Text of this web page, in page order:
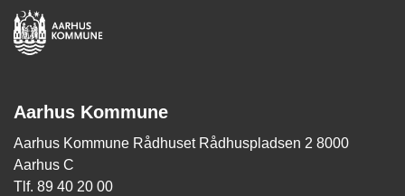
Aarhus Kommune
Aarhus Kommune Rådhuset Rådhuspladsen 2 8000
Aarhus C
Tlf. 89 40 20 00